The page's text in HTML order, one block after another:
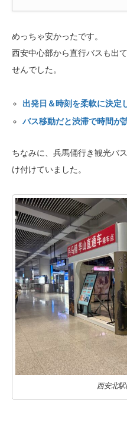
めっちゃ安かったです。
西安中心部から直行バスも出
せんでした。
出発日＆時刻を柔軟に決定
バス移動だと渋滞で時間が
ちなみに、兵馬俑行き観光バ
け付けていました。
西安北